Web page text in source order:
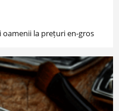
oamenii la prețuri en-gros